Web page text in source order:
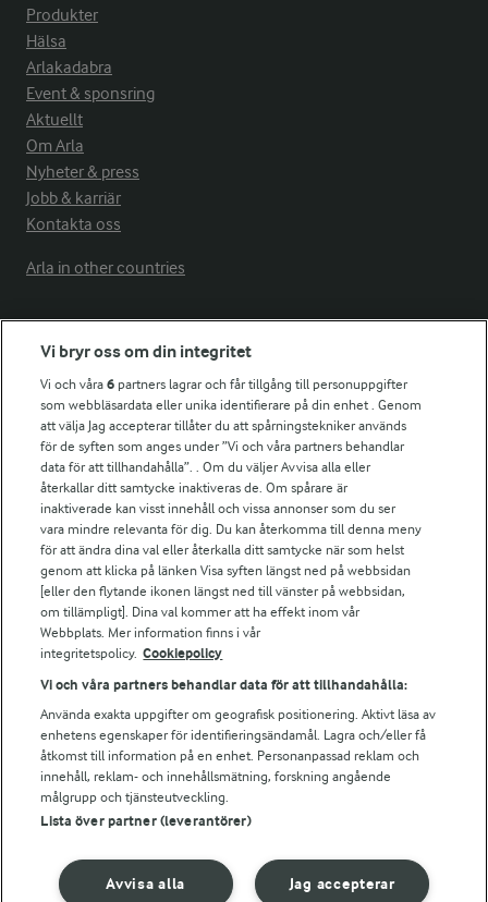
Produkter
Hälsa
Arlakadabra
Event & sponsring
Aktuellt
Om Arla
Nyheter & press
Jobb & karriär
Kontakta oss
Arla in other countries
Fler Arlasajter
För ägare
Arlas kundportal
Arla.com
Falbygdens Ost
Arla webbshop
Bildbank
Följ oss
© 2026 Arla Foods
Integritetspolicy
Vi bryr oss om din integritet
Vi och våra6 partners lagrar och får tillgång till personuppgifter
som webbläsardata eller unika identifierare på din enhet . Genom
att välja Jag accepterar tillåter du att spårningstekniker används
för de syften som anges under ”Vi och våra partners behandlar
data för att tillhandahålla”. . Om du väljer Avvisa alla eller
återkallar ditt samtycke inaktiveras de. Om spårare är
inaktiverade kan visst innehåll och vissa annonser som du ser
vara mindre relevanta för dig. Du kan återkomma till denna meny
för att ändra dina val eller återkalla ditt samtycke när som helst
genom att klicka på länken Visa syften längst ned på webbsidan
[eller den flytande ikonen längst ned till vänster på webbsidan,
om tillämpligt]. Dina val kommer att ha effekt inom vår
Webbplats. Mer information finns i vår
integritetspolicy. Cookiepolicy
Vi och våra partners behandlar data för att tillhandahålla:
Använda exakta uppgifter om geografisk positionering. Aktivt läsa av
enhetens egenskaper för identifieringsändamål. Lagra och/eller få
åtkomst till information på en enhet. Personanpassad reklam och
innehåll, reklam- och innehållsmätning, forskning angående
målgrupp och tjänsteutveckling.
Lista över partner (leverantörer)
Jag accepterar
Avvisa alla